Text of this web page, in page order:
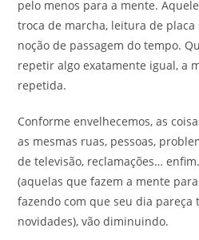
pelo menos para a mente.
troca de marcha, leitura de placa
noção de passagem do tempo.
repetir algo exatamente igual, a
repetida.
Conforme envelhecemos, as
as mesmas ruas, pessoas,
de televisão, reclamações…
(aquelas que fazem a mente
fazendo com que seu dia pareça
novidades), vão diminuindo.